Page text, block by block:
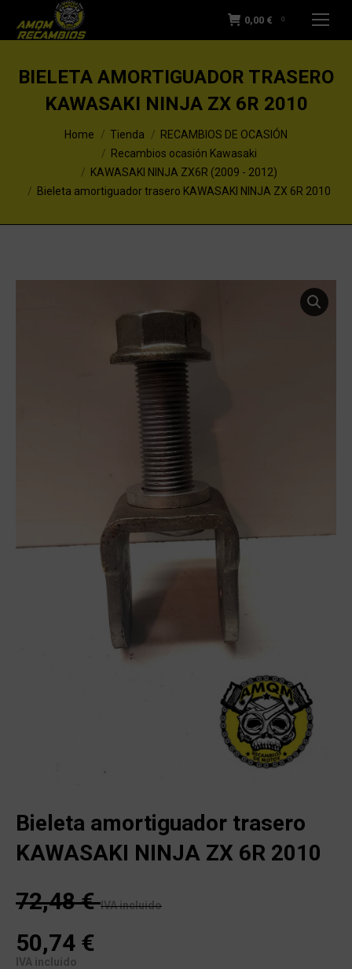
0,00 € 0
BIELETA AMORTIGUADOR TRASERO
KAWASAKI NINJA ZX 6R 2010
You are here:Home Tienda
RECAMBIOS DE OCASIÓN
Recambios ocasión Kawasaki
KAWASAKI NINJA ZX6R (2009 - 2012)
Bieleta amortiguador trasero KAWASAKI NINJA ZX 6R 2010
Bieleta amortiguador trasero
KAWASAKI NINJA ZX 6R 2010
72,48€ IVA incluido
50,74 €
IVA incluido